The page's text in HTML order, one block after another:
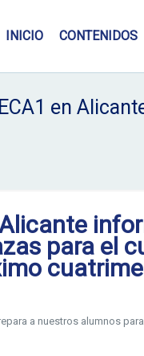
INICIO CONTENIDOS
en
para el
a nuestros alumnos